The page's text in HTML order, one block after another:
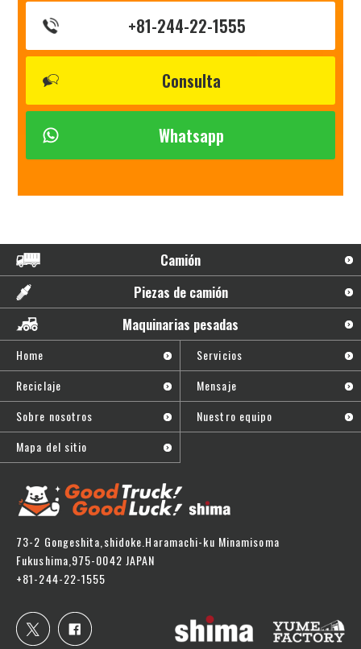
+81-244-22-1555
Consulta
Whatsapp
73-2 Gongeshita,shidoke.Haramachi-ku Minamisoma
Fukushima,975-0042 JAPAN
+81-244-22-1555
Home
Servicios
Reciclaje
Mensaje
Sobre nosotros
Nuestro equipo
Mapa del sitio
Camión
Piezas de camión
Maquinarias pesadas